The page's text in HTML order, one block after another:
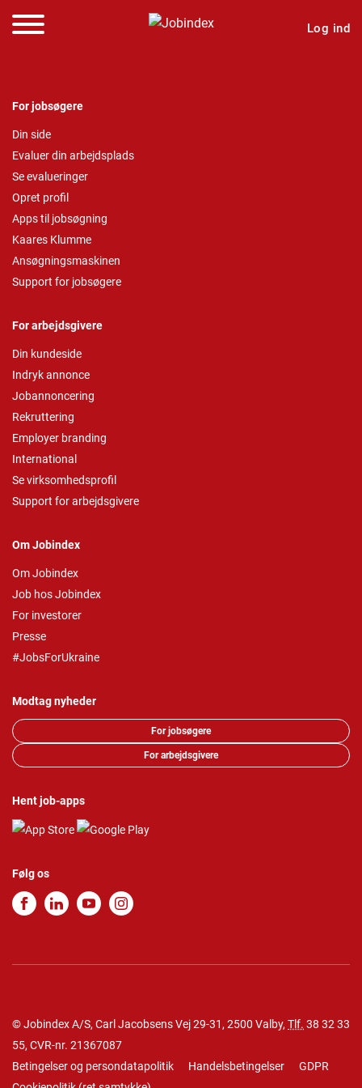
Log ind
For jobsøgere
Din side
Evaluer din arbejdsplads
Se evalueringer
Opret profil
Apps til jobsøgning
Kaares Klumme
Ansøgningsmaskinen
Support for jobsøgere
For arbejdsgivere
Din kundeside
Indryk annonce
Jobannoncering
Rekruttering
Employer branding
International
Se virksomhedsprofil
Support for arbejdsgivere
Om Jobindex
Om Jobindex
Job hos Jobindex
For investorer
Presse
#JobsForUkraine
Modtag nyheder
For jobsøgere
For arbejdsgivere
Hent job-apps
Følg os
© Jobindex A/S, Carl Jacobsens Vej 29-31, 2500 Valby, Tlf. 38 32 33
55, CVR-nr. 21367087
Betingelser og persondatapolitik
Handelsbetingelser
GDPR